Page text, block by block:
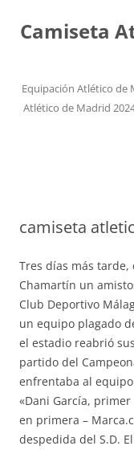
Camiseta
Equipación Atlético de
Atlético de Madrid
camiseta
Tres días más
Chamartín un
Club Deportivo
un equipo plagado
el estadio reabrió
partido del
enfrentaba al
«Dani García,
en primera –
despedida del S.D.